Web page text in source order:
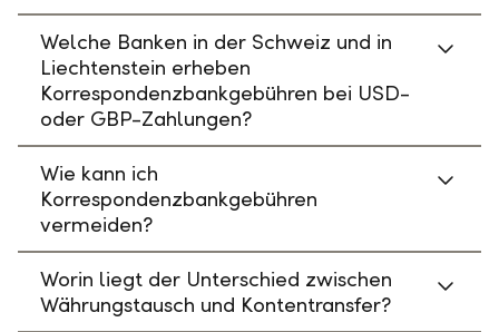
Welche Banken in der Schweiz und in
Liechtenstein erheben
Korrespondenzbankgebühren bei USD-
oder GBP-Zahlungen?
Wie kann ich
Korrespondenzbankgebühren
vermeiden?
Worin liegt der Unterschied zwischen
Währungstausch und Kontentransfer?